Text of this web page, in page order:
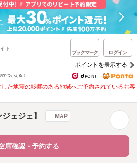
ト
ブックマーク ログイン
ポイントを表示する
でつかえる！
した地震の影響のある地域へご予約されているお客
ェジェ】 MAP
席確認・予約する